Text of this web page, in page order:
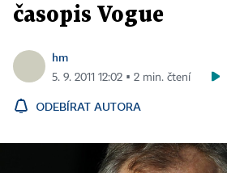
časopis Vogue
hm
5. 9. 2011 12:02 ▪ 2 min. čtení
ODEBÍRAT AUTORA